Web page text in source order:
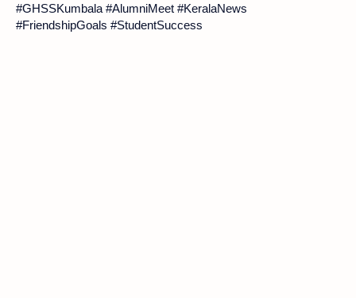
#GHSSKumbala #AlumniMeet #KeralaNews
#FriendshipGoals #StudentSuccess